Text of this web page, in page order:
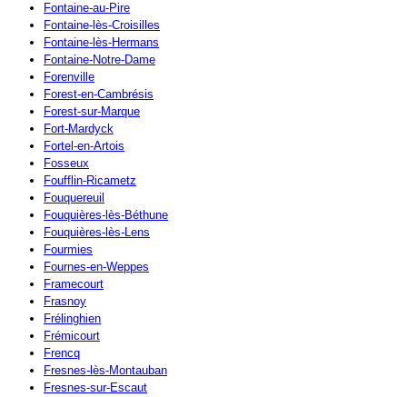
Fontaine-au-Pire
Fontaine-lès-Croisilles
Fontaine-lès-Hermans
Fontaine-Notre-Dame
Forenville
Forest-en-Cambrésis
Forest-sur-Marque
Fort-Mardyck
Fortel-en-Artois
Fosseux
Foufflin-Ricametz
Fouquereuil
Fouquières-lès-Béthune
Fouquières-lès-Lens
Fourmies
Fournes-en-Weppes
Framecourt
Frasnoy
Frélinghien
Frémicourt
Frencq
Fresnes-lès-Montauban
Fresnes-sur-Escaut